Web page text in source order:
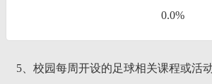
0.0%
5、校园每周开设的足球相关课程或活